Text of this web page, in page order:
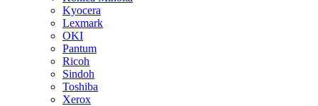
Kyocera
Lexmark
OKI
Pantum
Ricoh
Sindoh
Toshiba
Xerox